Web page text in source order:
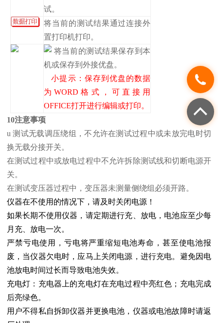
试。
将当前的测试结果通过连接外
置打印机打印。
将当前的测试结果保存到本
机或保存到外接优盘。
小提示：保存到优盘的数据
为WORD格式，可直接用
OFFICE打开进行编辑或打印。
10注意事项
u 测试无载调压绕组，不允许在测试过程中或未放完电时切
换无载分接开关。
在测试过程中或放电过程中不允许拆除测试线和切断电源开
关。
在测试变压器过程中，变压器未测量侧绕组必须开路。
仪器在不使用的情况下，请及时关闭电源！
如果长期不使用仪器，请定期进行充、放电，电池应至少每
月充、放电一次。
严禁亏电使用，亏电将严重缩短电池寿命，甚至使电池报
废，当仪器欠电时，应马上关闭电源，进行充电。避免因电
池放电时间过长而导致电池失效。
充电灯：充电器上的充电灯在充电过程中亮红色；充电完成
后亮绿色。
用户不得私自拆卸仪器并更换电池，仪器或电池故障时请返